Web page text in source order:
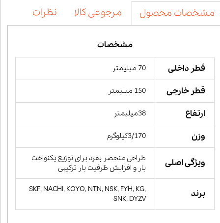
مشخصات محصول مرجوعی کالا نظرات
مشخصات
قطر داخلی 70 میلیمتر
قطر خارجی 150 میلیمتر
ارتفاع 38میلیمتر
وزن 3/170کیلوگرم
ویژگی اصلی
طراحی منحصر بفرد برای توزیع یکنواخت
بار و افزایش ظرفیت بار ترکیبی
برند
SKF, NACHI, KOYO, NTN, NSK, FYH, KG,
SNK, DYZV